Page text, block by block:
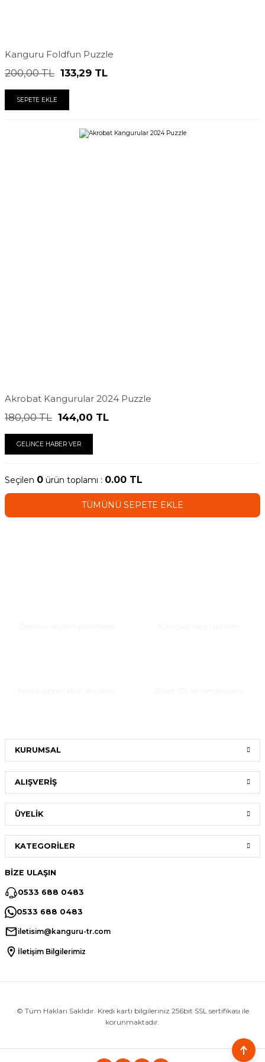
Kanguru Foldfun Puzzle
200,00 TL 133,29 TL
SEPETE EKLE
Akrobat Kangurular 2024 Puzzle
180,00 TL 144,00 TL
GELİNCE HABER VER
Seçilen 0 ürün toplamı : 0.00 TL
TÜMÜNÜ SEPETE EKLE
KURUMSAL
ALIŞVERİŞ
ÜYELİK
KATEGORİLER
BİZE ULAŞIN
0533 688 0483
0533 688 0483
iletisim@kanguru-tr.com
İletişim Bilgilerimiz
© Tüm Hakları Saklıdır. Kredi kartı bilgileriniz 256bit SSL sertifikası ile
korunmaktadır.